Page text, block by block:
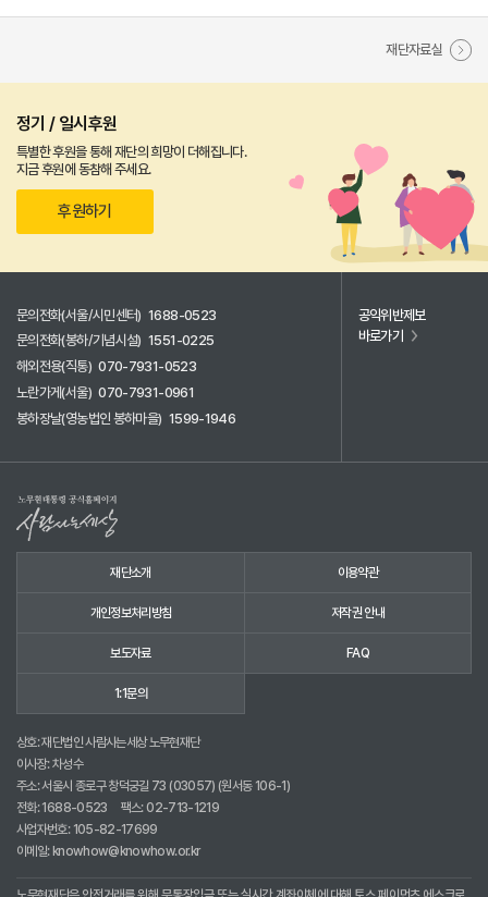
재단자료실
정기 / 일시후원
특별한 후원을 통해 재단의 희망이 더해집니다.
지금 후원에 동참해 주세요.
후원하기
문의전화(서울/시민센터) 1688-0523
문의전화(봉하/기념시설) 1551-0225
해외전용(직통) 070-7931-0523
노란가게(서울) 070-7931-0961
봉하장날(영농법인 봉하마을) 1599-1946
공익위반제보
바로가기
재단소개 이용약관
개인정보처리방침 저작권 안내
보도자료 FAQ
1:1문의
상호: 재단법인 사람사는세상 노무현재단
이사장: 차성수
주소: 서울시 종로구 창덕궁길 73 (03057) (원서동 106-1)
전화:1688-0523
팩스: 02-713-1219
사업자번호: 105-82-17699
이메일: knowhow@knowhow.or.kr